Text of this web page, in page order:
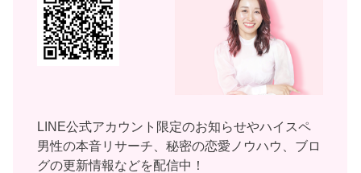
LINE公式アカウント限定のお知らせやハイスペ
男性の本音リサーチ、秘密の恋愛ノウハウ、ブロ
グの更新情報などを配信中！